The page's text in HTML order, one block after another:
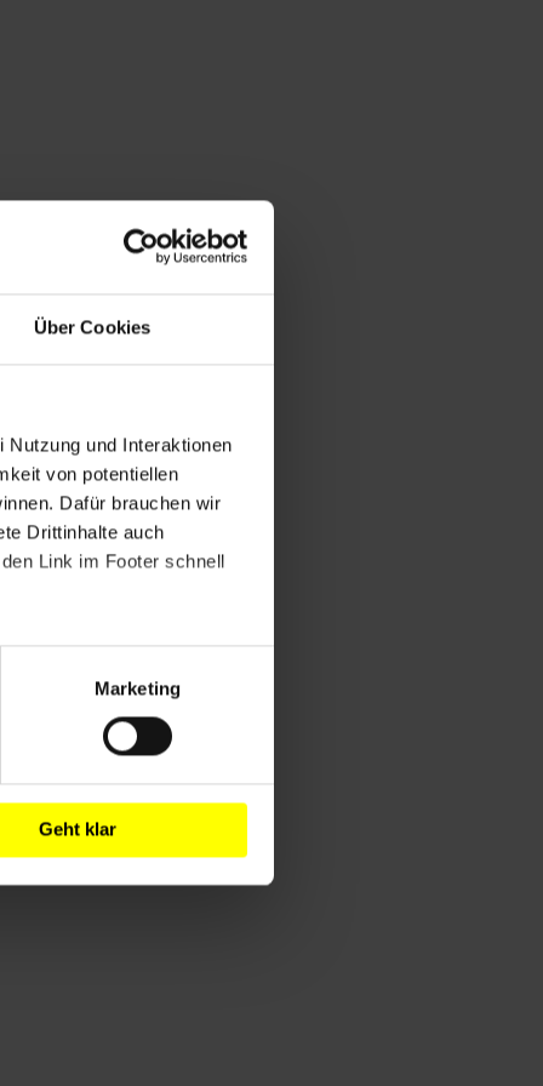
Über Cookies
Nutzung und Interaktionen
von potentiellen
Dafür brauchen wir
Drittinhalte auch
Link im Footer schnell
Marketing
Geht klar